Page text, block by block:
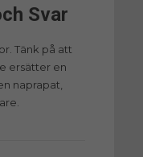
Svar
Tänk på att
ersätter en
naprapat,